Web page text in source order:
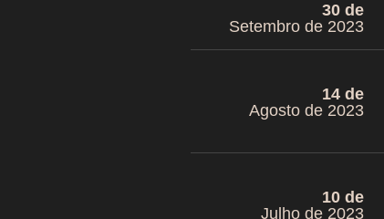
30 de
Setembro de 2023
14 de
Agosto de 2023
10 de
Julho de 2023